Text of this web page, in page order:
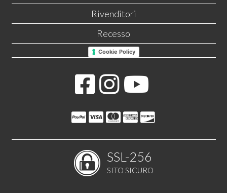
Rivenditori
Recesso
Cookie Policy
SSL-256
SITO SICURO